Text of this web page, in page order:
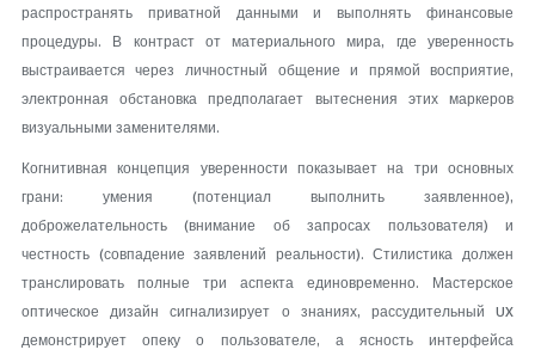
распространять приватной данными и выполнять финансовые
процедуры. В контраст от материального мира, где уверенность
выстраивается через личностный общение и прямой восприятие,
электронная обстановка предполагает вытеснения этих маркеров
визуальными заменителями.
Когнитивная концепция уверенности показывает на три основных
грани: умения (потенциал выполнить заявленное),
доброжелательность (внимание об запросах пользователя) и
честность (совпадение заявлений реальности). Стилистика должен
транслировать полные три аспекта единовременно. Мастерское
оптическое дизайн сигнализирует о знаниях, рассудительный UX
демонстрирует опеку о пользователе, а ясность интерфейса